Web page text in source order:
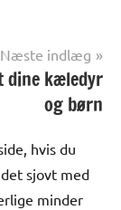
Næste indlæg
dine kæledyr
og børn
hvis du
sjovt med
minder